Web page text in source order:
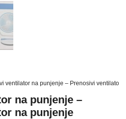
ventilator na punjenje – Prenosivi ventilator
na punjenje –
na punjenje